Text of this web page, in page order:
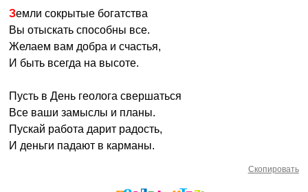
Земли сокрытые богатства
Вы отыскать способны все.
Желаем вам добра и счастья,
И быть всегда на высоте.
Пусть в День геолога свершаться
Все ваши замыслы и планы.
Пускай работа дарит радость,
И деньги падают в карманы.
Скопировать